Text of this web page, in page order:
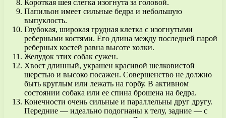
Короткая шея слегка изогнута за головой.
Папильон имеет сильные бедра и небольшую
выпуклость.
Глубокая, широкая грудная клетка с изогнутыми
реберными костями. Его длина между последней парой
реберных костей равна высоте холки.
Желудок этих собак сужен.
Хвост длинный, украшен красивой шелковистой
шерстью и высоко посажен. Совершенство не должно
быть круглым или лежать на горбу. В активном
состоянии собака или ее спина брошена на бедра.
Конечности очень сильные и параллельны друг другу.
Передние — идеально подогнаны к телу, задние — с